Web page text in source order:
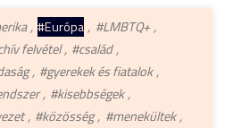
#Európa
#LMBTQ+
felvétel
#család
#gyerekek és fiatalok
#kisebbségek
#közösség
#menekültek